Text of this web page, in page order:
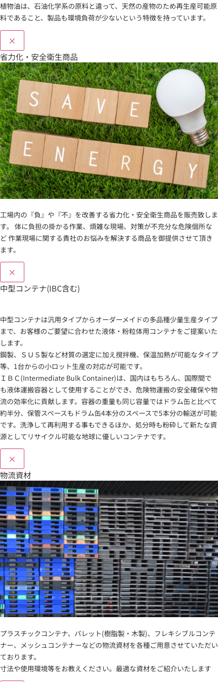
植物油は、石油化学系の原料と違って、天然の産物のため再生産可能原
料であること、製品も環境負荷が少ないという特徴を持っています。
×
省力化・安全衛生商品
工場内の『負』や『不』を改善する省力化・安全衛生商品を販売致しま
す。 体に負担の掛かる作業、煩雑な現場、対策が不充分な危険個所な
ど 作業現場に関する貴社のお悩みを解決する商品を御提供させて頂き
ます。
×
中型コンテナ(IBC含む)
中型コンテナは汎用タイプからオーダーメイドの多品種少量生産タイプ
まで、お客様のご要望に合わせた液体・粉粒体用コンテナをご提案いた
します。
鋼製、ＳＵＳ製など材質の選定に加え撹拌機、保温加熱が可能なタイプ
等、1台からの小ロット生産の対応が可能です。
ＩＢＣ(Intermediate Bulk Container)は、国内はもちろん、国際間で
も液体運搬容器として使用することができ、危険物運搬の安全確保や物
流の効率化に貢献します。容器の重量も同じ容量ではドラム缶と比べて
約半分、保管スペースもドラム缶4本分のスペースで5本分の輸送が可能
です。洗浄して再利用する事もできるほか、処分時も粉砕して新たな資
源としてリサイクル可能な地球に優しいコンテナです。
×
物流資材
プラスチックコンテナ、パレット(樹脂製・木製)、フレキシブルコンテ
ナー、メッシュコンテナーなどの物流資材を各種ご用意させていただい
ております。
寸法や使用環境等をお教えください。最適な資材をご紹介いたします